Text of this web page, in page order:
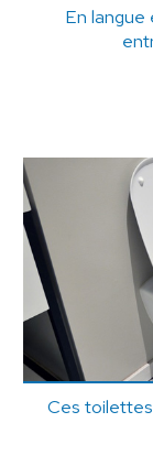
En
Ces